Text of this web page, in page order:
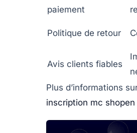
paiement
Politique de retour
Avis clients fiables
Plus d’informations
inscription mc shopen